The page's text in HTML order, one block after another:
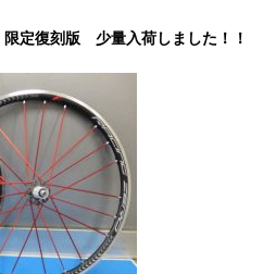
限定復刻版 少量入荷しました！！